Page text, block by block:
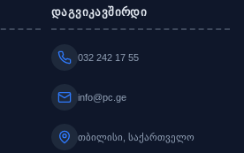
დაგვიკავშირდი
032 242 17 55
info@pc.ge
თბილისი, საქართველო